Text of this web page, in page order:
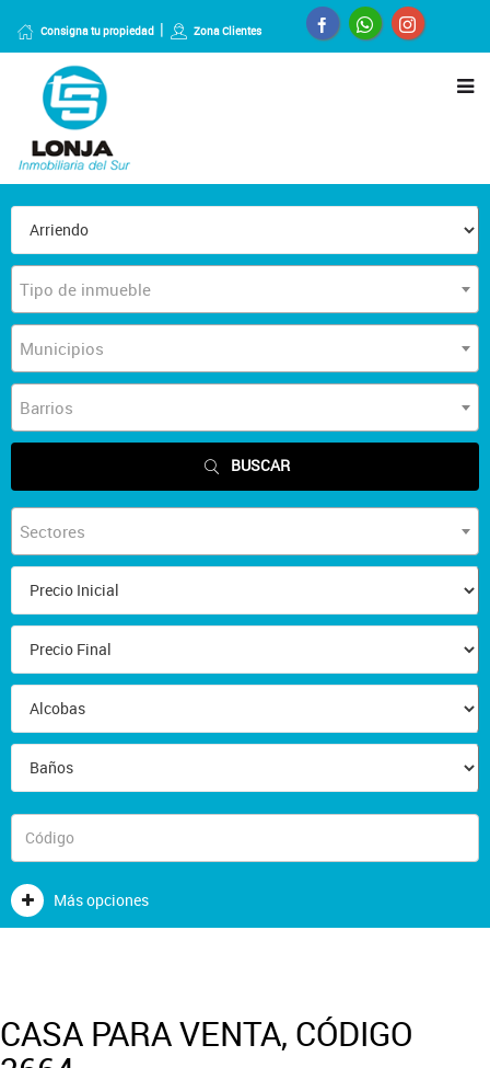
Consigna tu propiedad Zona Clientes
Tipo de inmueble
Municipios
Barrios
BUSCAR
Sectores
Más opciones
CASA PARA VENTA, CÓDIGO